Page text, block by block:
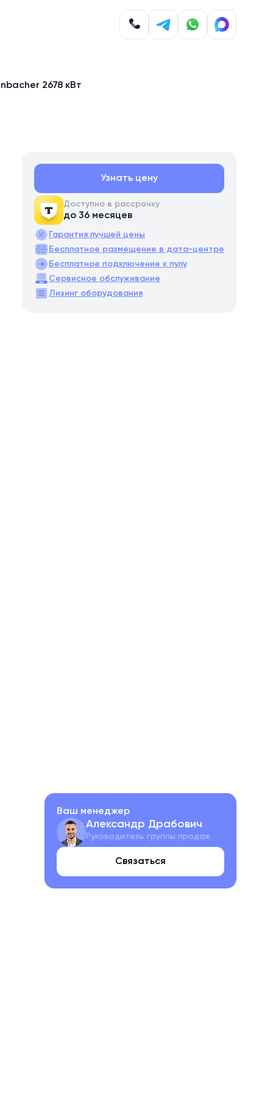
2678 кВт
Узнать цену
Доступно в рассрочку
до 36 месяцев
Гарантия лучшей цены
Бесплатное размещение в дата-центре
Бесплатное подключение к пулу
Сервисное обслуживание
Лизинг оборудования
Ваш менеджер
Александр Драбович
Руководитель группы продаж
Связаться